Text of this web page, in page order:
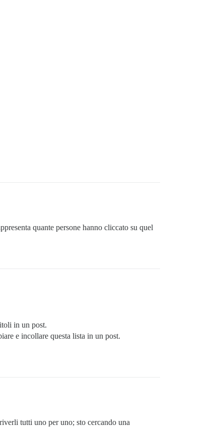
quante persone hanno cliccato su quel
in un post.
e incollare questa lista in un post.
tutti uno per uno; sto cercando una